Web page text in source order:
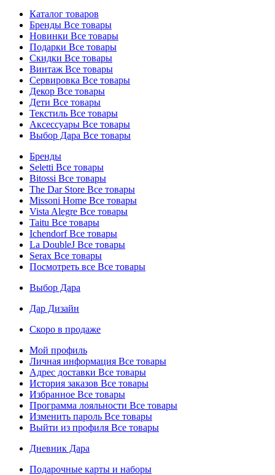
Каталог товаров
Бренды Все товары
Новинки Все товары
Подарки Все товары
Скидки Все товары
Винтаж Все товары
Сервировка Все товары
Декор Все товары
Дети Все товары
Текстиль Все товары
Аксессуары Все товары
Выбор Дара Все товары
Бренды
Seletti Все товары
Bitossi Все товары
The Dar Store Все товары
Missoni Home Все товары
Vista Alegre Все товары
Taitu Все товары
IchendorfВсе товары
La DoubleJ Все товары
Serax Все товары
Посмотреть все Все товары
Выбор Дара
Дар Дизайн
Скоро в продаже
Мой профиль
Личная информация Все товары
Адрес доставки Все товары
История заказов Все товары
Избранное Все товары
Программа лояльности Все товары
Изменить пароль Все товары
Выйти из профиля Все товары
Дневник Дара
Подарочные карты и наборы